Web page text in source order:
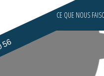
CE QUE NOUS